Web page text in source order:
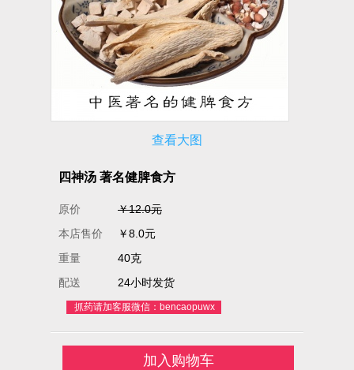
查看大图
四神汤 著名健脾食方
原价
￥12.0元
本店售价
￥8.0元
重量
40克
配送
24小时发货
抓药请加客服微信：bencaopuwx
加入购物车